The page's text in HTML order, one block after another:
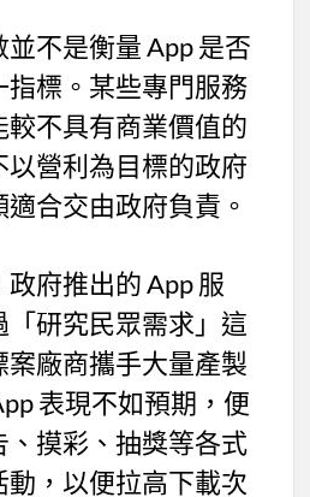
不是衡量 App 是否
指標。某些專門服務
不具有商業價值的
營利為目標的政府
合交由政府負責。
府推出的 App 服
研究民眾需求」這
廠商攜手大量產製
表現不如預期，便
、摸彩、抽獎等各式
，以便拉高下載次